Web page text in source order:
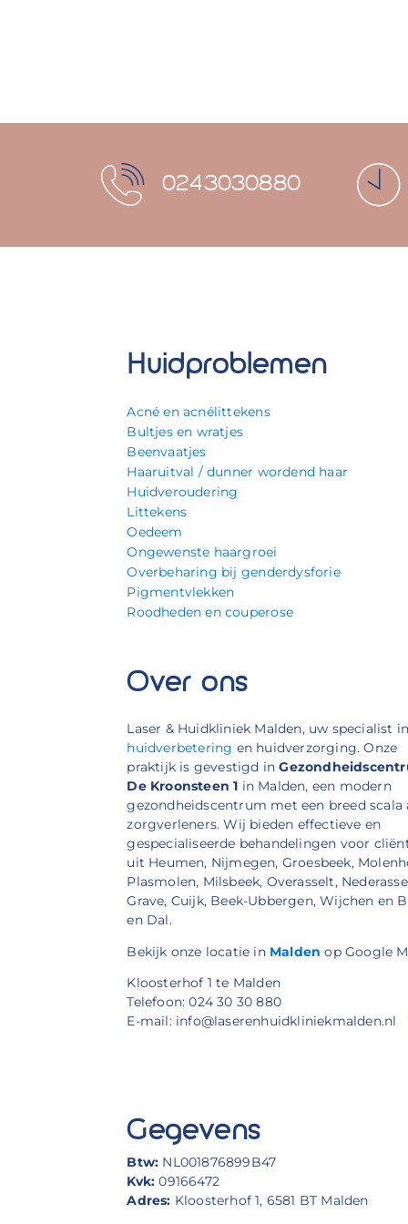
0243030880
Huidproblemen
Acné en acnélittekens
Bultjes en wratjes
Beenvaatjes
Haaruitval / dunner wordend haar
Huidveroudering
Littekens
Oedeem
Ongewenste haargroei
Overbeharing bij genderdysforie
Pigmentvlekken
Roodheden en couperose
Over ons
Laser & Huidkliniek Malden, uw specialist
huidverbetering en huidverzorging. Onze
praktijk is gevestigd in
De Kroonsteen 1 in Malden, een modern
gezondheidscentrum met een breed scala
zorgverleners. Wij bieden effectieve en
gespecialiseerde behandelingen voor
uit Heumen, Nijmegen, Groesbeek,
Plasmolen, Milsbeek, Overasselt,
Grave, Cuijk, Beek-Ubbergen, Wijchen en
en Dal.
Bekijk onze locatie in Malden op Google
Kloosterhof 1 te Malden
Telefoon: 024 30 30 880
E-mail: info@laserenhuidkliniekmalden.nl
Gegevens
Btw: NL001876899B47
Kvk: 09166472
Adres: Kloosterhof 1, 6581 BT Malden